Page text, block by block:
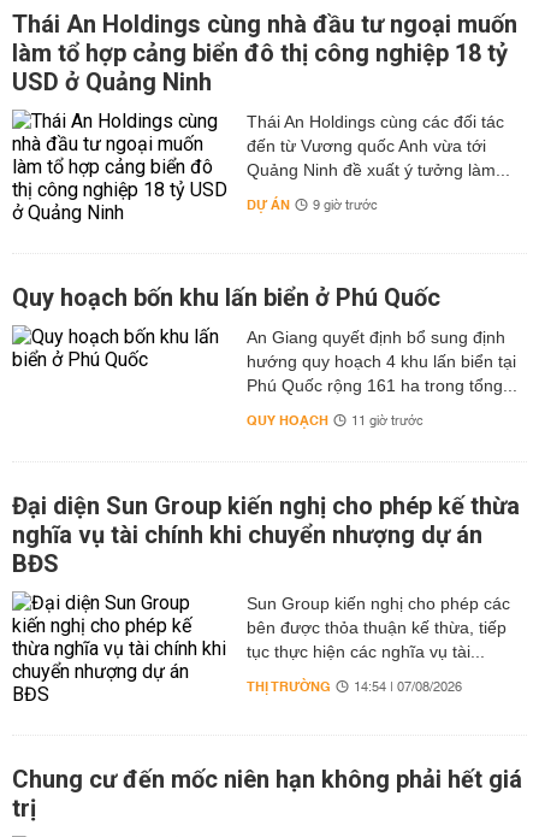
Thái An Holdings cùng nhà đầu tư ngoại muốn
làm tổ hợp cảng biển đô thị công nghiệp 18 tỷ
USD ở Quảng Ninh
Thái An Holdings cùng các đối tác
đến từ Vương quốc Anh vừa tới
Quảng Ninh đề xuất ý tưởng làm...
DỰ ÁN 9 giờ trước
Quy hoạch bốn khu lấn biển ở Phú Quốc
An Giang quyết định bổ sung định
hướng quy hoạch 4 khu lấn biển tại
Phú Quốc rộng 161 ha trong tổng...
QUY HOẠCH 11 giờ trước
Đại diện Sun Group kiến nghị cho phép kế thừa
nghĩa vụ tài chính khi chuyển nhượng dự án
BĐS
Sun Group kiến nghị cho phép các
bên được thỏa thuận kế thừa, tiếp
tục thực hiện các nghĩa vụ tài...
THỊ TRƯỜNG 14:54 | 07/08/2026
Chung cư đến mốc niên hạn không phải hết giá
trị